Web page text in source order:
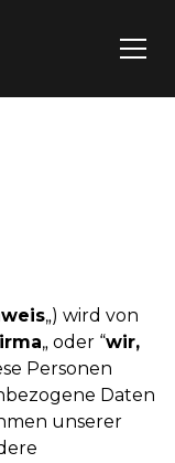
„) wird von
„ oder “wir,
Personen
Daten
unserer